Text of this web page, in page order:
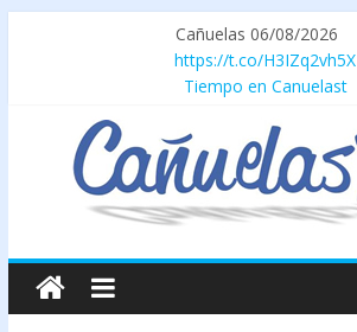
Cañuelas 06/08/2026
https://t.co/H3IZq2vh5X
Tiempo en Canuelast